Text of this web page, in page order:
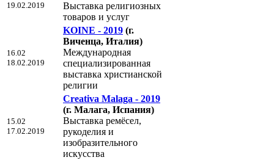
19.02.2019
Выставка религиозных
товаров и услуг
16.02
18.02.2019
KOINE - 2019 (г.
Виченца, Италия)
Международная
специализированная
выставка христианской
религии
15.02
17.02.2019
Creativa Malaga - 2019
(г. Малага, Испания)
Выставка ремёсел,
рукоделия и
изобразительного
искусства